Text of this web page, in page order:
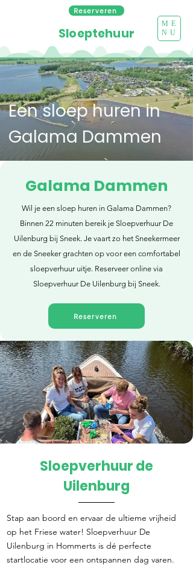
Reserveren
ME
NU
Sloeptehuur
Een sloep huren in
Galama Dammen
Galama Dammen
Wil je een sloep huren in Galama Dammen?
Binnen 22 minuten bereik je Sloepverhuur De
Uilenburg bij Sneek. Je vaart zo het Sneekermeer
en de Sneeker grachten op voor een comfortabel
sloepverhuur uitje. Reserveer online via
Sloepverhuur De Uilenburg bij Sneek.
Reserveren
Direct reserveren
Sloepverhuur de
Uilenburg
Stap aan boord en ervaar de ultieme vrijheid
op het Friese water! Sloepverhuur De
Uilenburg in Hommerts is dé perfecte
startlocatie voor een ontspannen dag varen.